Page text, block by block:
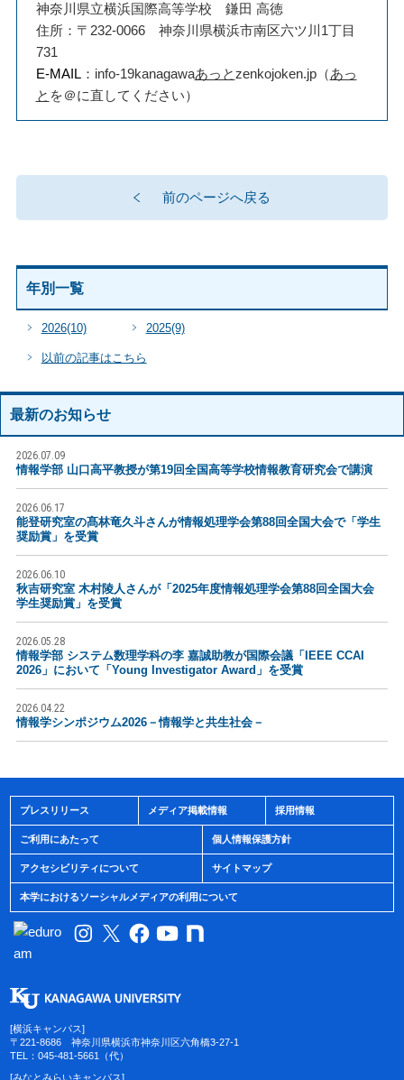
神奈川県立横浜国際高等学校 鎌田 高徳
住所：〒232-0066 神奈川県横浜市南区六ツ川1丁目
731
E-MAIL：info-19kanagawaあっとzenkojoken.jp（あっ
と を＠に直してください）
前のページへ戻る
年別一覧
2026(10) 2025(9)
以前の記事はこちら
最新のお知らせ
2026.07.09
情報学部 山口高平教授が第19回全国高等学校情報教育研究会で講演
2026.06.17
能登研究室の髙林竜久斗さんが情報処理学会第88回全国大会で「学生
奨励賞」を受賞
2026.06.10
秋吉研究室 木村陵人さんが「2025年度情報処理学会第88回全国大会
学生奨励賞」を受賞
2026.05.28
情報学部 システム数理学科の李 嘉誠助教が国際会議「IEEE CCAI
2026」において「Young Investigator Award」を受賞
2026.04.22
情報学シンポジウム2026－情報学と共生社会－
プレスリリース メディア掲載情報 採用情報
ご利用にあたって 個人情報保護方針
アクセシビリティについて サイトマップ
本学におけるソーシャルメディアの利用について
[横浜キャンパス]
〒221-8686 神奈川県横浜市神奈川区六角橋3-27-1
TEL：045-481-5661（代）
[みなとみらいキャンパス]